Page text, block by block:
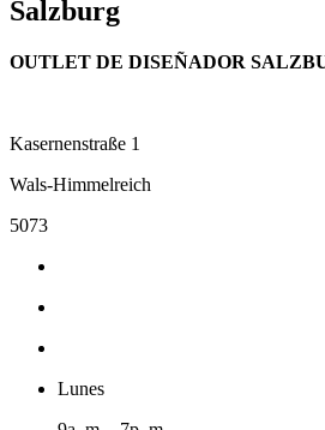
Salzburg
OUTLET DE DISEÑADOR
Kasernenstraße 1
Wals-Himmelreich
5073
Lunes